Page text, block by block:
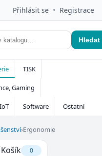
Přihlásit se • Registrace
Hledat
TISK
Gaming
Software Ostatní
›Ergonomie
Košík 0